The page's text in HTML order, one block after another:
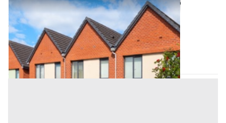
Asta Villette a schiera in contesto di pregio
Conegliano (Treviso)
Offerta minima
836.015,62 € 1.114.687,50 €
Codice asta:e7805db1
Asta chiusa